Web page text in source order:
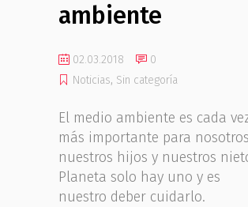
ambiente
02.03.2018
0
Noticias, Sin categoría
El medio ambiente es cada
más importante para
nuestros hijos y nuestros
Planeta solo hay uno y es
nuestro deber cuidarlo.